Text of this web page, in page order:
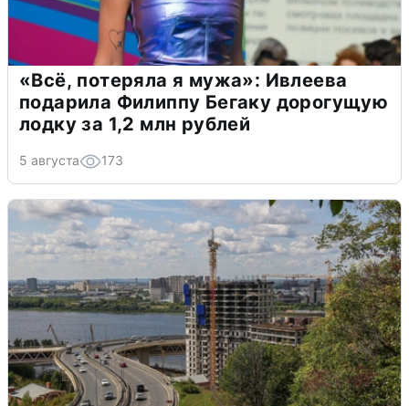
«Всё, потеряла я мужа»: Ивлеева
подарила Филиппу Бегаку дорогущую
лодку за 1,2 млн рублей
5 августа 173